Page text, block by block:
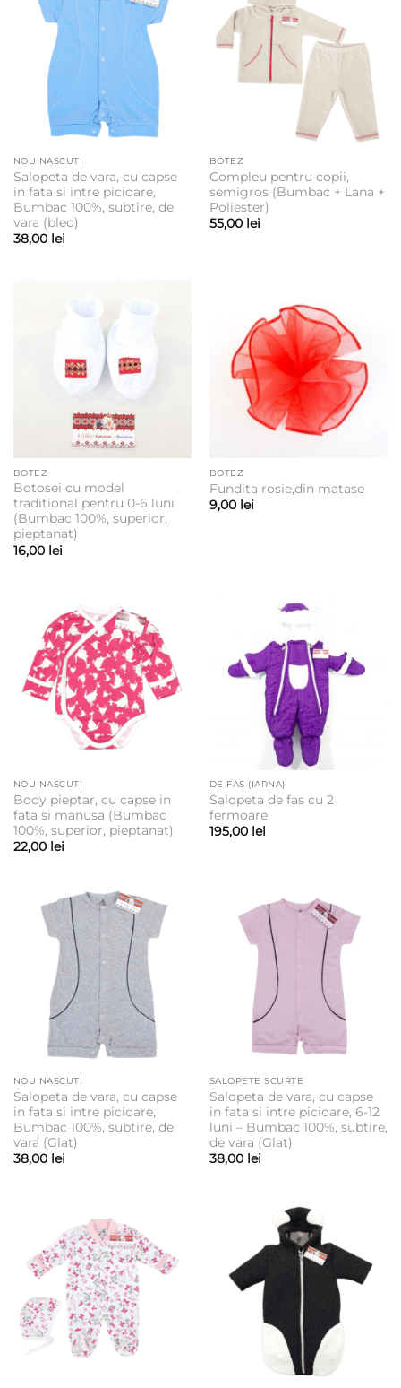
NOU NASCUTI
Salopeta de vara, cu capse
in fata si intre picioare,
Bumbac 100%, subtire, de
vara (bleo)
38,00 lei
BOTEZ
Compleu pentru copii,
semigros (Bumbac + Lana +
Poliester)
55,00 lei
BOTEZ
Botosei cu model
traditional pentru 0-6 luni
(Bumbac 100%, superior,
pieptanat)
16,00 lei
BOTEZ
Fundita rosie,din matase
9,00 lei
NOU NASCUTI
Body pieptar, cu capse in
fata si manusa (Bumbac
100%, superior, pieptanat)
22,00 lei
DE FAS (IARNA)
Salopeta de fas cu 2
fermoare
195,00 lei
NOU NASCUTI
Salopeta de vara, cu capse
in fata si intre picioare,
Bumbac 100%, subtire, de
vara (Glat)
38,00 lei
SALOPETE SCURTE
Salopeta de vara, cu capse
in fata si intre picioare, 6-12
luni – Bumbac 100%, subtire,
de vara (Glat)
38,00 lei